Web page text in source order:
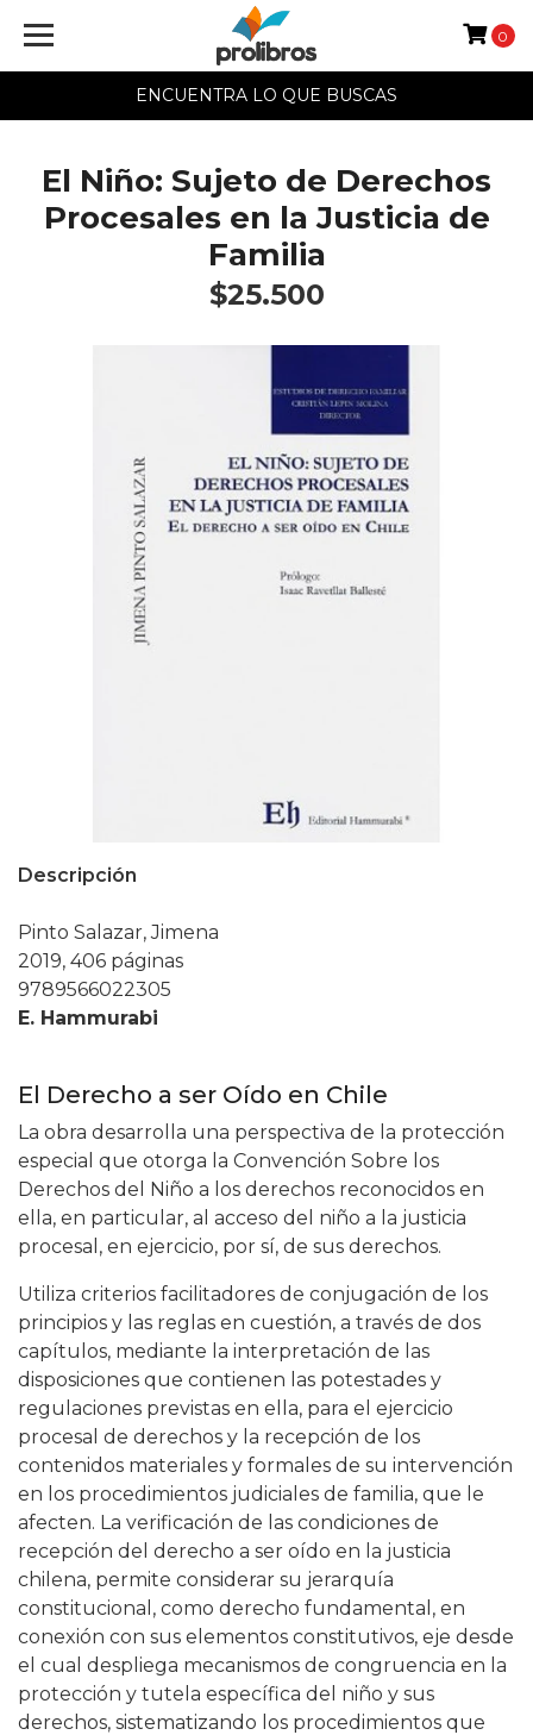
ENCUENTRA LO QUE BUSCAS
0
El Niño: Sujeto de Derechos
Procesales en la Justicia de
Familia
$25.500
Descripción
Pinto Salazar, Jimena
2019, 406 páginas
9789566022305
E. Hammurabi
El Derecho a ser Oído en Chile
La obra desarrolla una perspectiva de la protección
especial que otorga la Convención Sobre los
Derechos del Niño a los derechos reconocidos en
ella, en particular, al acceso del niño a la justicia
procesal, en ejercicio, por sí, de sus derechos.
Utiliza criterios facilitadores de conjugación de los
principios y las reglas en cuestión, a través de dos
capítulos, mediante la interpretación de las
disposiciones que contienen las potestades y
regulaciones previstas en ella, para el ejercicio
procesal de derechos y la recepción de los
contenidos materiales y formales de su intervención
en los procedimientos judiciales de familia, que le
afecten. La verificación de las condiciones de
recepción del derecho a ser oído en la justicia
chilena, permite considerar su jerarquía
constitucional, como derecho fundamental, en
conexión con sus elementos constitutivos, eje desde
el cual despliega mecanismos de congruencia en la
protección y tutela específica del niño y sus
derechos, sistematizando los procedimientos que